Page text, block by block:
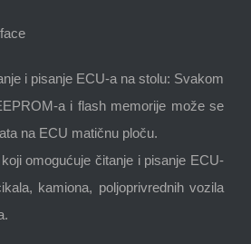
i pisanje ECU-a na stolu: Svakom
a i flash memorije može se
na ECU matičnu ploču.
omogućuje čitanje i pisanje ECU-
kamiona, poljoprivrednih vozila